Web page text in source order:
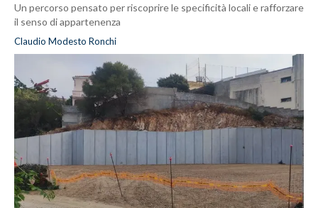
Un percorso pensato per riscoprire le specificità locali e rafforzare
il senso di appartenenza
Claudio Modesto Ronchi